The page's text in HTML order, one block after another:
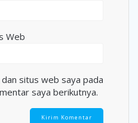
Web
situs web saya pada
saya berikutnya.